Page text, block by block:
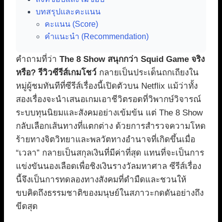
บทสรุปและคะแนน
คะแนน (Score)
คำแนะนำ (Recommendation)
คำถามที่ว่า The 8 Show สนุกกว่า Squid Game จริง
หรือ? รีวิวซีรีส์เกมโชว์ กลายเป็นประเด็นถกเถียงใน
หมู่ผู้ชมทันทีที่ซีรีส์เรื่องนี้เปิดตัวบน Netflix แม้ว่าทั้ง
สองเรื่องจะนำเสนอเกมเอาชีวิตรอดที่วิพากษ์วิจารณ์
ระบบทุนนิยมและสังคมอย่างเข้มข้น แต่ The 8 Show
กลับเลือกเส้นทางที่แตกต่าง ด้วยการสำรวจความโหด
ร้ายทางจิตวิทยาและพลวัตทางอำนาจที่เกิดขึ้นเมื่อ
“เวลา” กลายเป็นสกุลเงินที่มีค่าที่สุด แทนที่จะเป็นการ
แข่งขันนองเลือดเพื่อชิงเงินรางวัลมหาศาล ซีรีส์เรื่อง
นี้จึงเป็นการทดลองทางสังคมที่ดำมืดและชวนให้
ขบคิดถึงธรรมชาติของมนุษย์ในสภาวะกดดันอย่างถึง
ขีดสุด